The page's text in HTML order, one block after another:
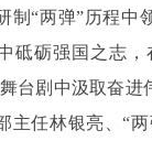
制“两弹”历程中
砥砺强国之志，
台剧中汲取奋进
主任林银亮、“